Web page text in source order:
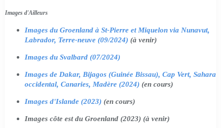
Images d'Ailleurs
Images du Groenland à St-Pierre et Miquelon via Nunavut,
Labrador, Terre-neuve (09/2024) (à venir)
Images du Svalbard (07/2024)
Images de Dakar, Bijagos (Guinée Bissau), Cap Vert, Sahara
occidental, Canaries, Madère (2024) (en cours)
Images d'Islande (2023) (en cours)
Images côte est du Groenland (2023) (à venir)